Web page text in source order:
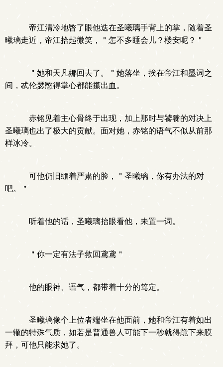
帝江清冷地瞥了眼他迭在圣曦璃手背上的掌，随着圣
曦璃走近，帝江拾起微笑，＂怎不多睡会儿？楼安呢？＂
＂她和天凡娜回去了。＂她落坐，挨在帝江和墨词之
间，忒伦瑟憋得掌心都能攥出血。
赤铭见着主心骨终于出现，加上那时与饕餮的对决上
圣曦璃也出了极大的贡献。面对她，赤铭的语气不似从前那
样冰冷。
可他仍旧绷着严肃的脸，＂圣曦璃，你有办法的对
吧。＂
听着他的话，圣曦璃抬眼看他，未置一词。
＂你一定有法子救回鸢鸢＂
他的眼神、语气，都带着十分的笃定。
圣曦璃像个上位者端坐在他面前，她和帝江有着如出
一辙的特殊气质，如若是普通兽人可能下一秒就得跪下来膜
拜，可他只能求她了。